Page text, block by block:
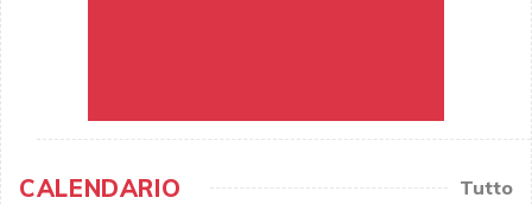
CALENDARIO Tutto